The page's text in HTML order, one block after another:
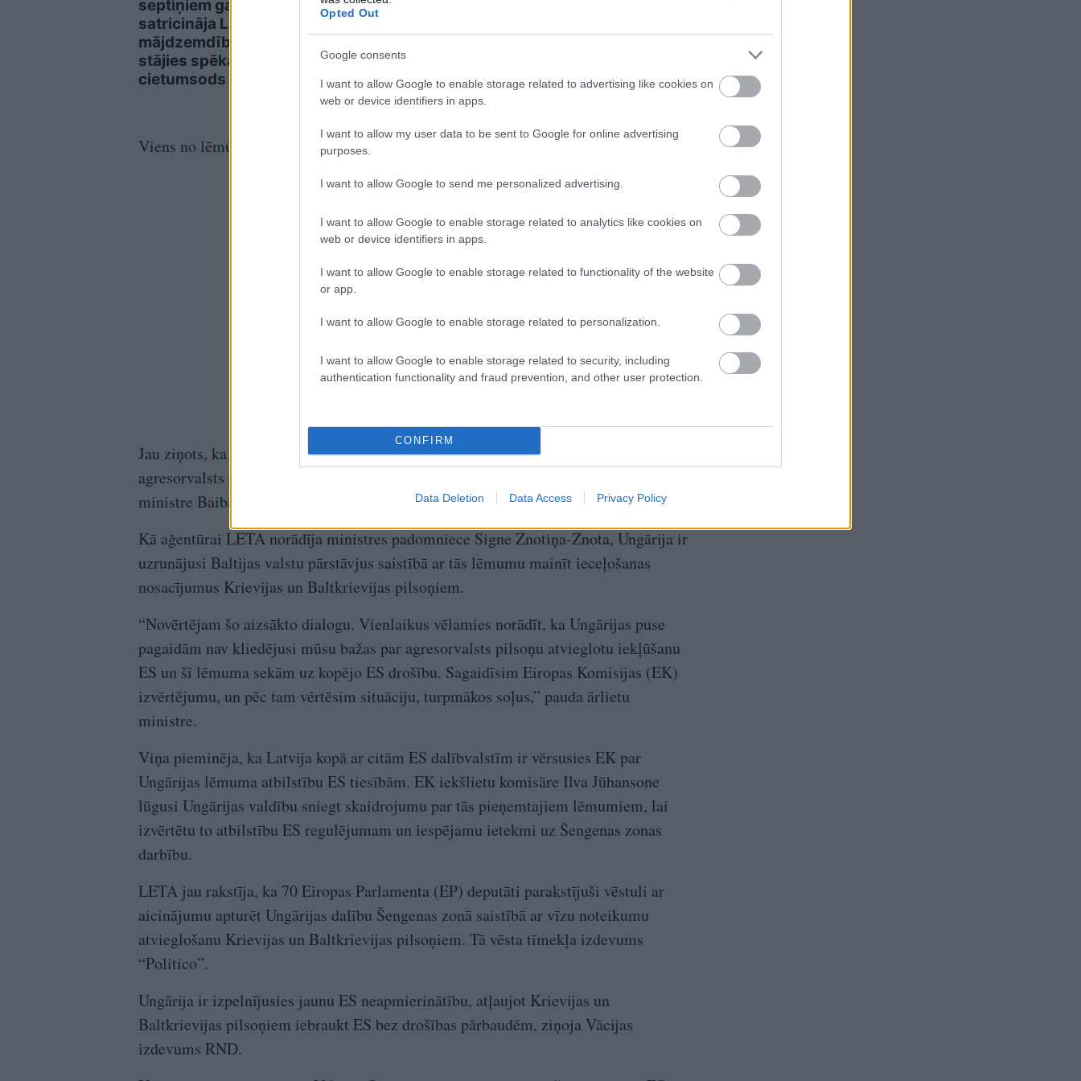
Opted Out
Google consents
I want to allow Google to enable storage related to advertising like cookies on
web or device identifiers in apps.
I want to allow my user data to be sent to Google for online advertising
purposes.
I want to allow Google to send me personalized advertising.
I want to allow Google to enable storage related to analytics like cookies on
web or device identifiers in apps.
I want to allow Google to enable storage related to functionality of the website
or app.
I want to allow Google to enable storage related to personalization.
I want to allow Google to enable storage related to security, including
authentication functionality and fraud prevention, and other user protection.
CONFIRM
Data Deletion Data Access Privacy Policy
septiņiem gadiem
satricināja Latviju:
mājdzemdību lietā
stājies spēkā
cietumsods
daudzi! Pēc “Maxima”
apmeklējuma klients
autovadītājus
neuzkāpt uz tā paša
grābekļa
Viens no lēmumiem varētu būt atjaunot robežkontroli ap Ungārijas robežu.
Jau ziņots, ka Ungārijas puse pagaidām nav kliedējusi Baltijas valstu bažas par
agresorvalsts pilsoņu atvieglotu iekļūšanu Eiropas Savienībā (ES), uzsver ārlietu
ministre Baiba Braže (JV).
Kā aģentūrai LETA norādīja ministres padomniece Signe Znotiņa-Znota, Ungārija ir
uzrunājusi Baltijas valstu pārstāvjus saistībā ar tās lēmumu mainīt ieceļošanas
nosacījumus Krievijas un Baltkrievijas pilsoņiem.
“Novērtējam šo aizsākto dialogu. Vienlaikus vēlamies norādīt, ka Ungārijas puse
pagaidām nav kliedējusi mūsu bažas par agresorvalsts pilsoņu atvieglotu iekļūšanu
ES un šī lēmuma sekām uz kopējo ES drošību. Sagaidīsim Eiropas Komisijas (EK)
izvērtējumu, un pēc tam vērtēsim situāciju, turpmākos soļus,” pauda ārlietu
ministre.
Viņa pieminēja, ka Latvija kopā ar citām ES dalībvalstīm ir vērsusies EK par
Ungārijas lēmuma atbilstību ES tiesībām. EK iekšlietu komisāre Ilva Jūhansone
lūgusi Ungārijas valdību sniegt skaidrojumu par tās pieņemtajiem lēmumiem, lai
izvērtētu to atbilstību ES regulējumam un iespējamu ietekmi uz Šengenas zonas
darbību.
LETA jau rakstīja, ka 70 Eiropas Parlamenta (EP) deputāti parakstījuši vēstuli ar
aicinājumu apturēt Ungārijas dalību Šengenas zonā saistībā ar vīzu noteikumu
atvieglošanu Krievijas un Baltkrievijas pilsoņiem. Tā vēsta tīmekļa izdevums
“Politico”.
Ungārija ir izpelnījusies jaunu ES neapmierinātību, atļaujot Krievijas un
Baltkrievijas pilsoņiem iebraukt ES bez drošības pārbaudēm, ziņoja Vācijas
izdevums RND.